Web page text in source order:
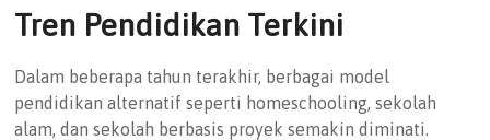
Tren Pendidikan Terkini
Dalam beberapa tahun terakhir, berbagai model
pendidikan alternatif seperti homeschooling, sekolah
alam, dan sekolah berbasis proyek semakin diminati.